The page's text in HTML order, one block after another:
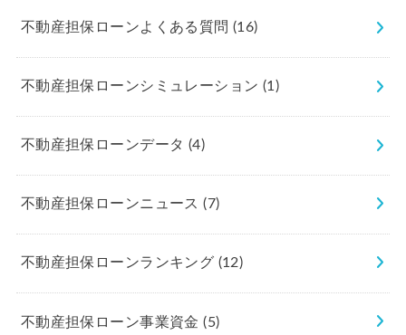
不動産担保ローンよくある質問(16)
不動産担保ローンシミュレーション (1)
不動産担保ローンデータ (4)
不動産担保ローンニュース(7)
不動産担保ローンランキング (12)
不動産担保ローン事業資金(5)